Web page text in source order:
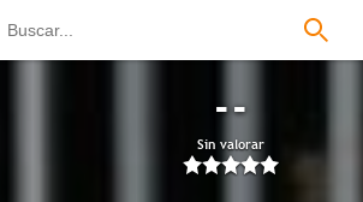
--
Sin valorar